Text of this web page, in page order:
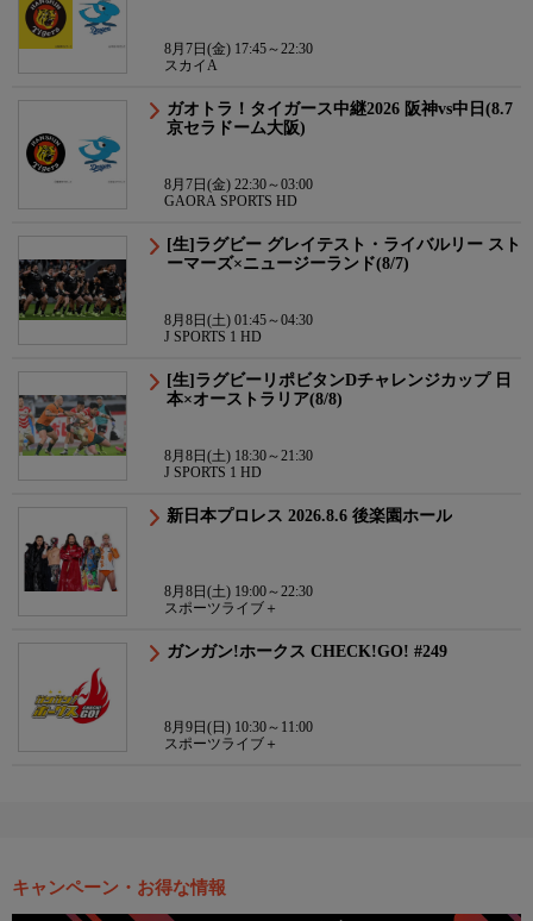
8月7日(金) 17:45～22:30
スカイA
ガオトラ！タイガース中継2026 阪神vs中日(8.7
京セラドーム大阪)
8月7日(金) 22:30～03:00
GAORA SPORTS HD
[生]ラグビー グレイテスト・ライバルリー スト
ーマーズ×ニュージーランド(8/7)
8月8日(土) 01:45～04:30
J SPORTS 1 HD
[生]ラグビーリポビタンDチャレンジカップ 日
本×オーストラリア(8/8)
8月8日(土) 18:30～21:30
J SPORTS 1 HD
新日本プロレス 2026.8.6 後楽園ホール
8月8日(土) 19:00～22:30
スポーツライブ＋
ガンガン!ホークス CHECK!GO! #249
8月9日(日) 10:30～11:00
スポーツライブ＋
キャンペーン・お得な情報